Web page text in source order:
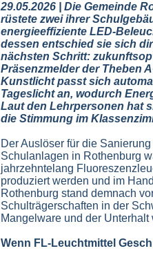
29.05.2026 | Die Gemeinde
rüstete zwei ihrer
energieeffiziente LED-
dessen entschied sie sich
nächsten Schritt:
Präsenzmelder der Theben
Kunstlicht passt sich
Tageslicht an, wodurch
Laut den Lehrpersonen hat
die Stimmung im
Der Auslöser für die
Schulanlagen in Rothenburg
jahrzehntelang
produziert werden und im
Rothenburg stand demnach
Schulträgerschaften in der
Mangelware und der
Wenn FL-Leuchtmittel